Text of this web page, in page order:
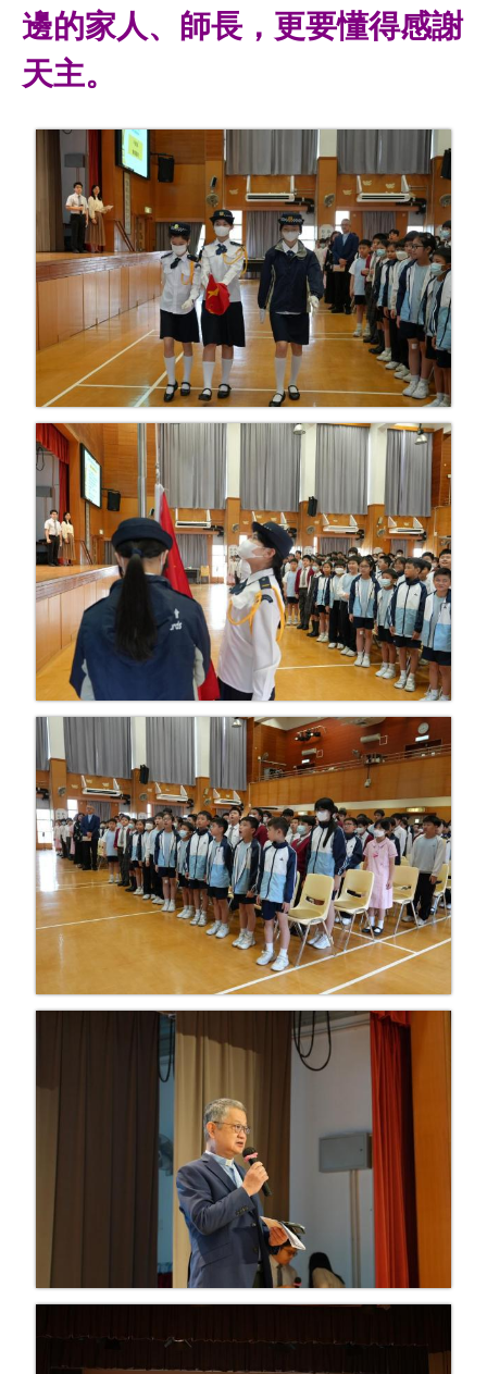
邊的家人、師長，更要懂得感謝
天主。